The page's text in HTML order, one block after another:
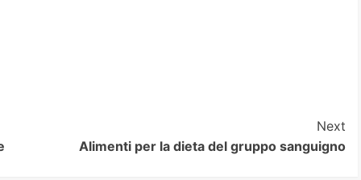
Next
Alimenti per la dieta del gruppo sanguigno